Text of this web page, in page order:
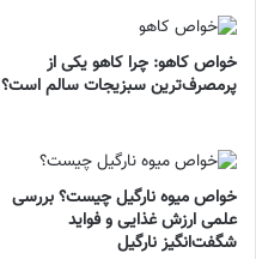
خواص کاهو: چرا کاهو یکی از
پرمصرف‌ترین سبزیجات سالم است؟
خواص میوه نارگیل چیست؟ بررسی
علمی ارزش غذایی و فواید
شگفت‌انگیز نارگیل